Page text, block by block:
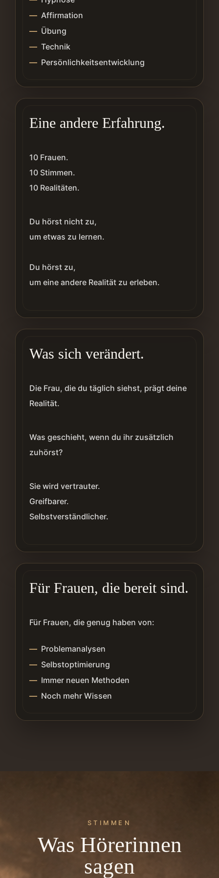
Affirmation
Übung
Technik
Persönlichkeitsentwicklung
Eine andere Erfahrung.
10 Frauen.
10 Stimmen.
10 Realitäten.
Du hörst nicht zu,
um etwas zu lernen.
Du hörst zu,
um eine andere Realität zu erleben.
Was sich verändert.
Die Frau, die du täglich siehst, prägt deine
Realität.
Was geschieht, wenn du ihr zusätzlich
zuhörst?
Sie wird vertrauter.
Greifbarer.
Selbstverständlicher.
Für Frauen, die bereit sind.
Für Frauen, die genug haben von:
Problemanalysen
Selbstoptimierung
Immer neuen Methoden
Noch mehr Wissen
STIMMEN
Was Hörerinnen
sagen